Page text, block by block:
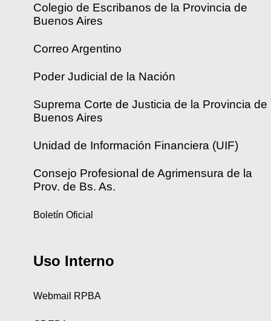
Colegio de Escribanos de la Provincia de
Buenos Aires
Correo Argentino
Poder Judicial de la Nación
Suprema Corte de Justicia de la Provincia de
Buenos Aires
Unidad de Información Financiera (UIF)
Consejo Profesional de Agrimensura de la
Prov. de Bs. As.
Boletín Oficial
Uso Interno
Webmail RPBA